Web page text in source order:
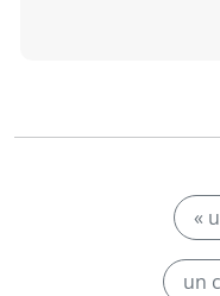
«
un